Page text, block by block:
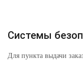
Системы
Для пункта выдачи